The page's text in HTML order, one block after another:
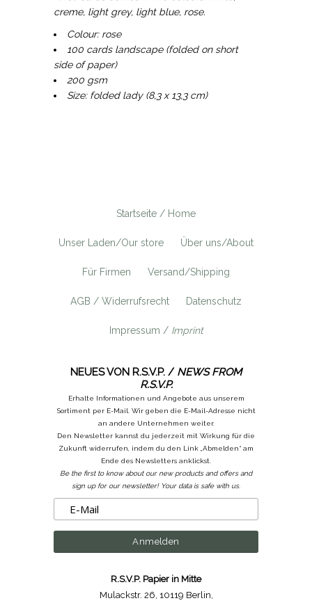
creme, light grey, light blue, rose.
Colour: rose
100 cards landscape (folded on short
side of paper)
200 gsm
Size: folded lady (8,3 x 13,3 cm)
Startseite / Home
Unser Laden/Our store Über uns/About
Für Firmen Versand/Shipping
AGB / Widerrufsrecht Datenschutz
Impressum / Imprint
NEUES VON R.S.V.P. / NEWS FROM
R.S.V.P.
Erhalte Informationen und Angebote aus unserem
Sortiment per E-Mail. Wir geben die E-Mail-Adresse nicht
an andere Unternehmen weiter.
Den Newsletter kannst du jederzeit mit Wirkung für die
Zukunft widerrufen, indem du den Link „Abmelden“ am
Ende des Newsletters anklickst.
Be the first to know about our new products and offers and
sign up for our newsletter! Your data is safe with us.
R.S.V.P. Papier in Mitte
Mulackstr. 26 10119 Berlin